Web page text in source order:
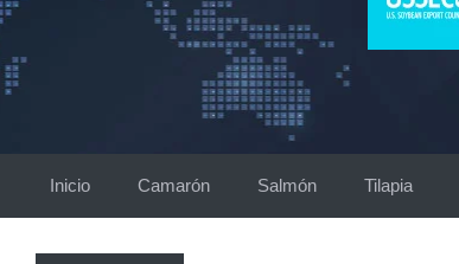
Inicio Camarón Salmón Tilapia